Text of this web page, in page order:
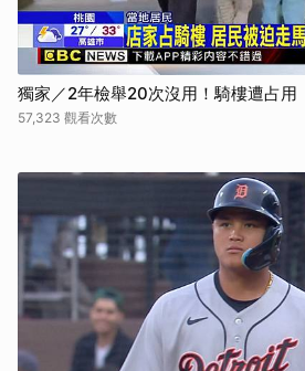
獨家／2年檢舉20次沒用！騎樓遭占用
57,323 觀看次數